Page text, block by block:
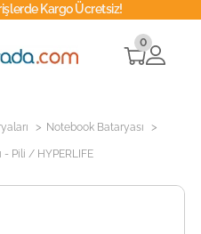
Kargo Ücretsiz!
0
> Notebook Bataryası >
- Pili / HYPERLIFE